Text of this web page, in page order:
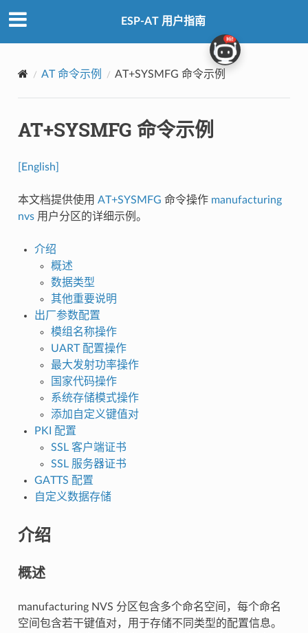
ESP-AT 用户指南
AT 命令示例 AT+SYSMFG 命令示例
AT+SYSMFG 命令示例
[English]
本文档提供使用 AT+SYSMFG 命令操作 manufacturing
nvs用户分区的详细示例。
介绍
概述
数据类型
其他重要说明
出厂参数配置
模组名称操作
UART 配置操作
最大发射功率操作
国家代码操作
系统存储模式操作
添加自定义键值对
PKI 配置
SSL 客户端证书
SSL 服务器证书
GATTS 配置
自定义数据存储
介绍
概述
manufacturing NVS 分区包含多个命名空间，每个命名
空间包含若干键值对，用于存储不同类型的配置信息。